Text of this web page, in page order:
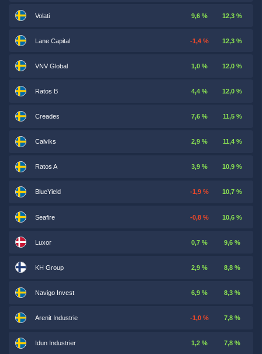
Volati 9,6 % 12,3 %
Lane Capital -1,4 % 12,3 %
VNV Global 1,0 % 12,0 %
Ratos B 4,4 % 12,0 %
Creades 7,6 % 11,5 %
Calviks 2,9 % 11,4 %
Ratos A 3,9 % 10,9 %
BlueYield -1,9 % 10,7 %
Seafire -0,8 % 10,6 %
Luxor 0,7 % 9,6 %
KH Group 2,9 % 8,8 %
Navigo Invest 6,9 % 8,3 %
Arenit Industrie -1,0 % 7,8 %
Idun Industrier 1,2 % 7,8 %